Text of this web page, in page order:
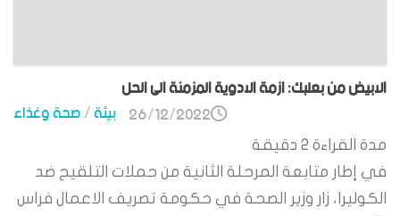
الابيض من بعلبك: ازمة الادوية المزمنة الى الحل
بيئة/صحة وغذاء 26/12/2022
مدة القراءة 2 دقيقة
في إطار متابعة المرحلة الثانية من حملات التلقيح ضد
الكوليرا، زار وزير الصحة في حكومة تصريف الاعمال فراس